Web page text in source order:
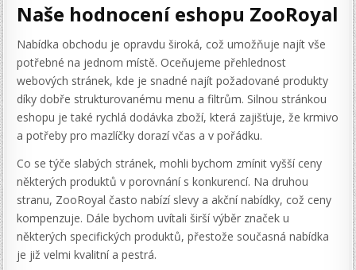
Naše hodnocení eshopu ZooRoyal
Nabídka obchodu je opravdu široká, což umožňuje najít vše
potřebné na jednom místě. Oceňujeme přehlednost
webových stránek, kde je snadné najít požadované produkty
díky dobře strukturovanému menu a filtrům. Silnou stránkou
eshopu je také rychlá dodávka zboží, která zajišťuje, že krmivo
a potřeby pro mazlíčky dorazí včas a v pořádku.
Co se týče slabých stránek, mohli bychom zmínit vyšší ceny
některých produktů v porovnání s konkurencí. Na druhou
stranu, ZooRoyal často nabízí slevy a akční nabídky, což ceny
kompenzuje. Dále bychom uvítali širší výběr značek u
některých specifických produktů, přestože současná nabídka
je již velmi kvalitní a pestrá.